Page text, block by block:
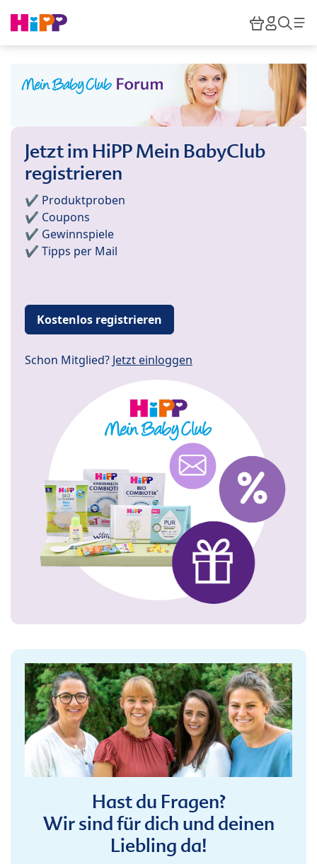
HiPP
Jetzt im HiPP Mein BabyClub
registrieren
✔️ Produktproben
✔️ Coupons
✔️ Gewinnspiele
✔️ Tipps per Mail
Kostenlos registrieren
Schon Mitglied? Jetzt einloggen
Hast du Fragen?
Wir sind für dich und deinen
Liebling da!